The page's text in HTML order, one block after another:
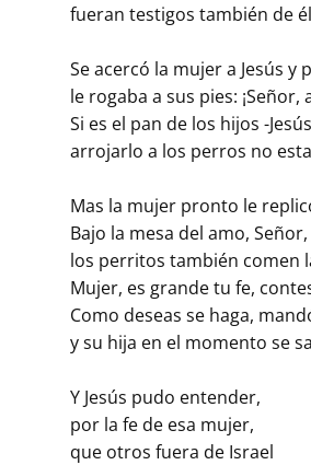
fueran testigos también de
Se acercó la mujer a Jesús y
le rogaba a sus pies: ¡Señor,
Si es el pan de los hijos -
arrojarlo a los perros no
Mas la mujer pronto le
Bajo la mesa del amo, Señor,
los perritos también comen
Mujer, es grande tu fe,
Como deseas se haga,
y su hija en el momento se
Y Jesús pudo entender,
por la fe de esa mujer,
que otros fuera de Israel